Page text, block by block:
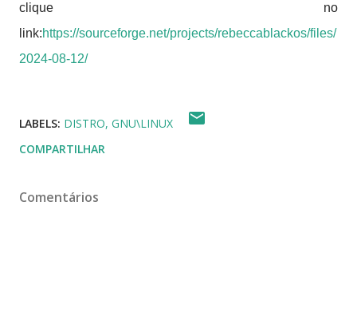
clique no
link:https://sourceforge.net/projects/rebeccablackos/files/
2024-08-12/
LABELS: DISTRO GNU\LINUX
COMPARTILHAR
Comentários